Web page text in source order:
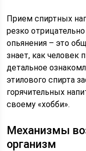
Прием спиртных
резко
опьянения – это
знает, как человек
детальное
этилового спирта
горячительных
своему «хобби».
Механизмы
организм